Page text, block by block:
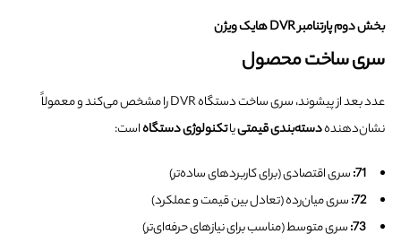
بخش دوم پارتنامبر DVR هایک ویژن
سری ساخت محصول
عدد بعد از پیشوند، سری ساخت دستگاه DVR را مشخص می‌کند و معمولاً
نشان‌دهندهدسته‌بندی قیمتییاتکنولوژی دستگاهاست:
71: سری اقتصادی (برای کاربردهای ساده‌تر)
72: سری میان‌رده (تعادل بین قیمت و عملکرد)
73: سری متوسط (مناسب برای نیازهای حرفه‌ای‌تر)